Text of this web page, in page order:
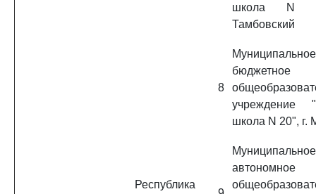
школа N
Тамбовский
8
Муниципальное
бюджетное
учреждение
школа N 20", г.
Республика
Муниципальное
автономное